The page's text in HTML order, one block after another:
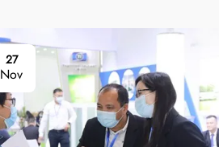
27
Nov